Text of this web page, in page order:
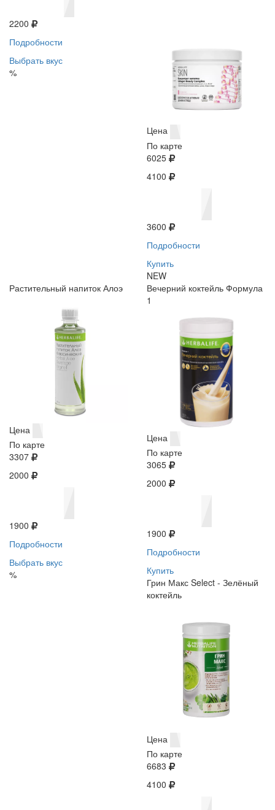
2200
Подробности
Выбрать вкус
%
Цена
По карте
6025
4100
3600
Подробности
Купить
NEW
Растительный напиток Алоэ
Цена
По карте
3307
2000
1900
Подробности
Выбрать вкус
%
Вечерний коктейль Формула
1
Цена
По карте
3065
2000
1900
Подробности
Купить
Грин Макс Select - Зелёный
коктейль
Цена
По карте
6683
4100